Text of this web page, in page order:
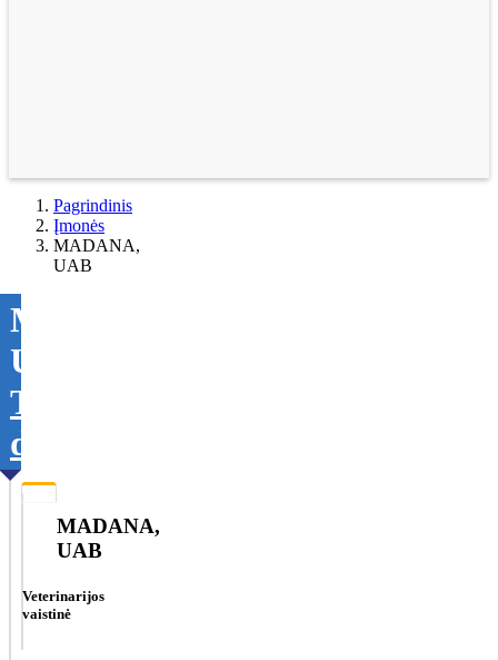
Pagrindinis
Įmonės
MADANA,
UAB
MADANA,
UAB
Tikslinti
duomenis
MADANA,
UAB
Veterinarijos
vaistinė